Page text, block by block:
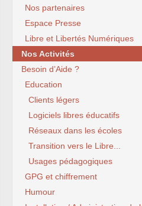
Nos partenaires
Espace Presse
Libre et Libertés Numériques
Nos Activités
Besoin d’Aide ?
Education
Clients légers
Logiciels libres éducatifs
Réseaux dans les écoles
Transition vers le Libre...
Usages pédagogiques
GPG et chiffrement
Humour